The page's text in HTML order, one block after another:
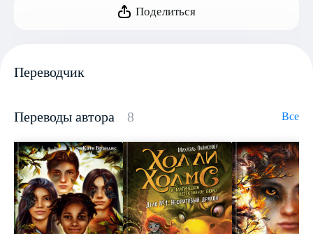
Поделиться
Переводчик
Переводы автора 8 Все